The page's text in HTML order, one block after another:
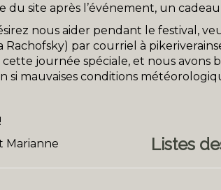
du site après l’événement, un
nous aider pendant le festival,
Rachofsky) par courriel à
journée spéciale, et nous avons
si mauvaises conditions
Marianne
Listes